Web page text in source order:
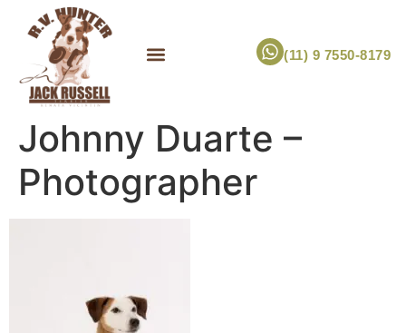
(11) 9 7550-8179
Johnny Duarte –
Photographer